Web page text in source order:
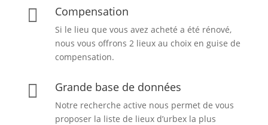
 Compensation
Si le lieu que vous avez acheté a été rénové,
nous vous offrons 2 lieux au choix en guise de
compensation.
 Grande base de données
Notre recherche active nous permet de vous
proposer la liste de lieux d’urbexla plus